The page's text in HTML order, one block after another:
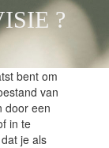
?
bent om
van
door een
in te
dat je als